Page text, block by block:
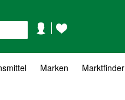
KontoWunschzettel
Marken Marktfinder